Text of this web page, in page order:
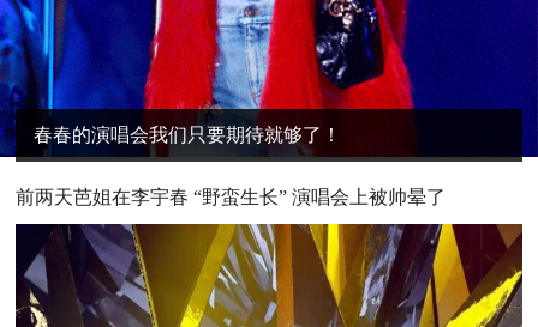
春春的演唱会我们只要期待就够了！
前两天芭姐在李宇春 “野蛮生长” 演唱会上被帅晕了